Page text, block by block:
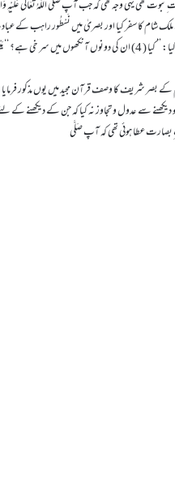
شام کا سفر کیا اور بصریٰ میں نَسْطُور راہب
صَلَّی اللّٰہُ تَعَالٰی عَلَیْہِ وَاٰلِہٖ وَسَلَّم کی نسبت یہ سوال کیا: ’’ کیا
سے عدول و تجاوز نہ کیا کہ جن کے دیکھنے کے
ِبصارت عطا ہوئی تھی کہ آپ صَلَّی